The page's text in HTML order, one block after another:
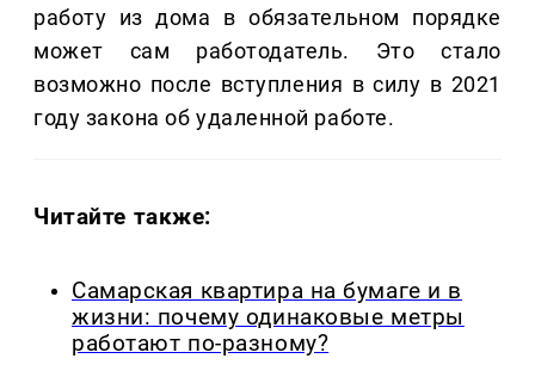
работу из дома в обязательном порядке
может сам работодатель. Это стало
возможно после вступления в силу в 2021
году закона об удаленной работе.
Читайте также:
Самарская квартира на бумаге и в
жизни: почему одинаковые метры
работают по-разному?